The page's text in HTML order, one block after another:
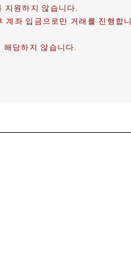
지원하지 않습니다.
계좌 입금으로만 거래를 진행합니
당하지 않습니다.